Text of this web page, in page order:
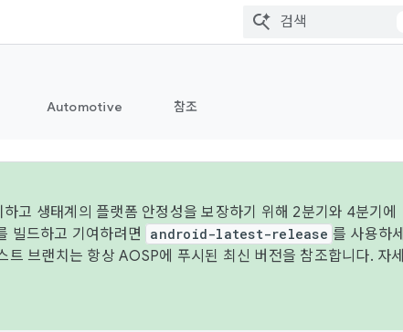
Automotive 참조
고 생태계의 플랫폼 안정성을 보장하기 위해 2분기와 4분기에
빌드하고 기여하려면
android-latest-release 를 사용하세
트 브랜치는 항상 AOSP에 푸시된 최신 버전을 참조합니다. 자세